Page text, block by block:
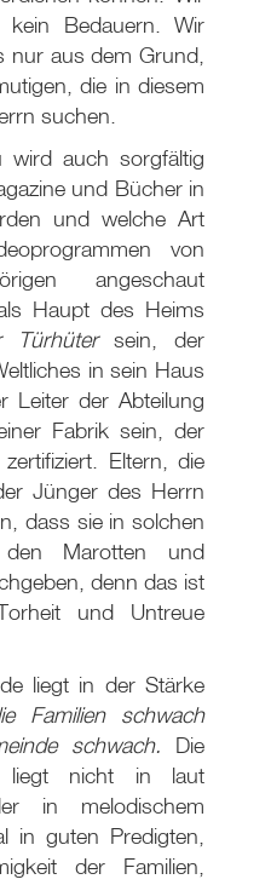
kein Bedauern. Wir
nur aus dem Grund,
die in diesem
suchen.
wird auch sorgfältig
und Bücher in
und welche Art
von
angeschaut
Haupt des Heims
Türhütersein, der
in sein Haus
Leiter der Abteilung
Fabrik sein, der
Eltern, die
Jünger des Herrn
dass sie in solchen
den Marotten und
denn das ist
und Untreue
liegt in der Stärke
Familien schwach
schwach. Die
liegt nicht in laut
in melodischem
in guten Predigten,
der Familien,